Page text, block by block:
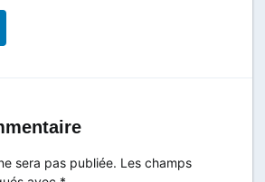
sera pas publiée. Les champs